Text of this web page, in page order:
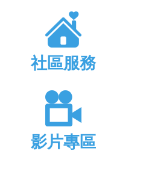
社區服務
影片專區